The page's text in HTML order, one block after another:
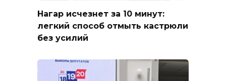
Нагар исчезнет за 10 минут:
легкий способ отмыть кастрюли
без усилий